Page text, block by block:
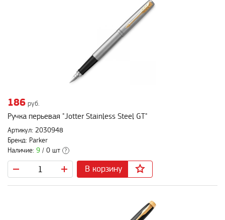
186 руб.
Ручка перьевая "Jotter Stainless Steel GT"
Артикул: 2030948
Бренд: Parker
Наличие: 9 / 0 шт ?
В корзину